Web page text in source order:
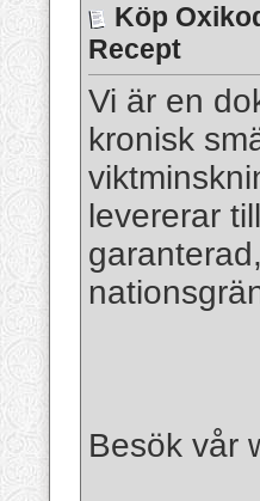
Köp
Recept
Vi är en
kronisk
levererar
Besök vår